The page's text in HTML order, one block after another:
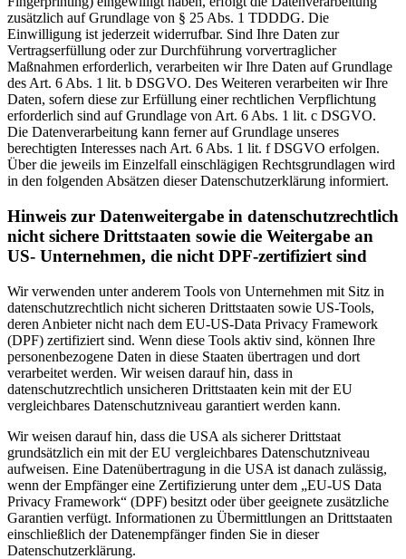
zusätzlich auf Grundlage von § 25 Abs. 1 TDDDG. Die
Einwilligung ist jederzeit widerrufbar. Sind Ihre Daten zur
Vertragserfüllung oder zur Durchführung vorvertraglicher
Maßnahmen erforderlich, verarbeiten wir Ihre Daten auf Grundlage
des Art. 6 Abs. 1 lit. b DSGVO. Des Weiteren verarbeiten wir Ihre
Daten, sofern diese zur Erfüllung einer rechtlichen Verpflichtung
erforderlich sind auf Grundlage von Art. 6 Abs. 1 lit. c DSGVO.
Die Datenverarbeitung kann ferner auf Grundlage unseres
berechtigten Interesses nach Art. 6 Abs. 1 lit. f DSGVO erfolgen.
Über die jeweils im Einzelfall einschlägigen Rechtsgrundlagen wird
in den folgenden Absätzen dieser Datenschutzerklärung informiert.
Hinweis zur Datenweitergabe in datenschutzrechtlich
nicht sichere Drittstaaten sowie die Weitergabe an
US- Unternehmen, die nicht DPF-zertifiziert sind
Wir verwenden unter anderem Tools von Unternehmen mit Sitz in
datenschutzrechtlich nicht sicheren Drittstaaten sowie US-Tools,
deren Anbieter nicht nach dem EU-US-Data Privacy Framework
(DPF) zertifiziert sind. Wenn diese Tools aktiv sind, können Ihre
personenbezogene Daten in diese Staaten übertragen und dort
verarbeitet werden. Wir weisen darauf hin, dass in
datenschutzrechtlich unsicheren Drittstaaten kein mit der EU
vergleichbares Datenschutzniveau garantiert werden kann.
Wir weisen darauf hin, dass die USA als sicherer Drittstaat
grundsätzlich ein mit der EU vergleichbares Datenschutzniveau
aufweisen. Eine Datenübertragung in die USA ist danach zulässig,
wenn der Empfänger eine Zertifizierung unter dem „EU-US Data
Privacy Framework“ (DPF) besitzt oder über geeignete zusätzliche
Garantien verfügt. Informationen zu Übermittlungen an Drittstaaten
einschließlich der Datenempfänger finden Sie in dieser
Datenschutzerklärung.